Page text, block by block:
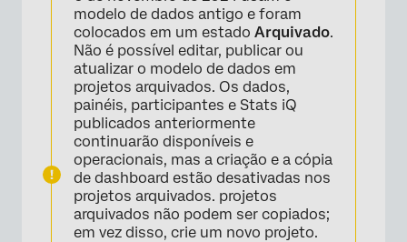
Configuração de um projeto Cross XM
Agregação de linhas do modelo de dados
Fontes EX e CX disponíveis
Painéis do CrossXM Analytics e widgets do
XM Quadrant
modelo de dados antigo e foram
colocados em um estado Arquivado.
Não é possível editar, publicar ou
atualizar o modelo de dados em
projetos arquivados. Os dados,
painéis, participantes e Stats iQ
publicados anteriormente
continuarão disponíveis e
operacionais, mas a criação e a cópia
de dashboard estão desativadas nos
projetos arquivados. projetos
arquivados não podem ser copiados;
em vez disso, crie um novo projeto.